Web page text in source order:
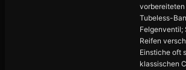
Tubeless-
Felgenventil;
Reifen
Einstiche oft
klassischen